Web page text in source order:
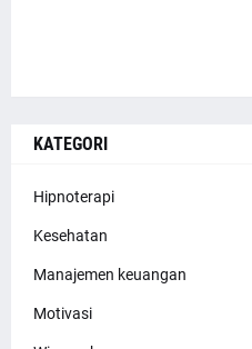
KATEGORI
Hipnoterapi
Kesehatan
Manajemen keuangan
Motivasi